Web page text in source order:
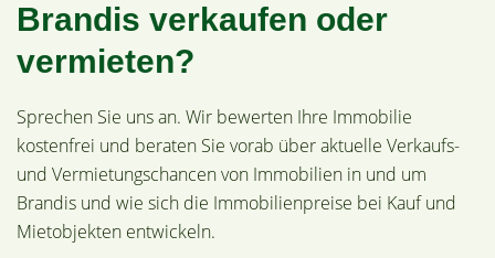
Brandis verkaufen oder
vermieten?
Sprechen Sie uns an. Wir bewerten Ihre Immobilie
kostenfrei und beraten Sie vorab über aktuelle Verkaufs-
und Vermietungschancen von Immobilien in und um
Brandis und wie sich die Immobilienpreise bei Kauf und
Mietobjekten entwickeln.